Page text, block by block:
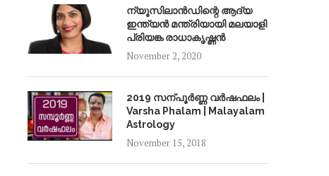
ന്യൂസിലാൻഡിന്റെ ആദ്യ
ഇന്ത്യൻ മന്ത്രിയായി മലയാളി
പ്രിയങ്ക രാധാകൃഷ്ണൻ
November 2, 2020
2019 സന്പൂർണ്ണ വർഷഫലം |
Varsha Phalam | Malayalam
Astrology
November 15, 2018